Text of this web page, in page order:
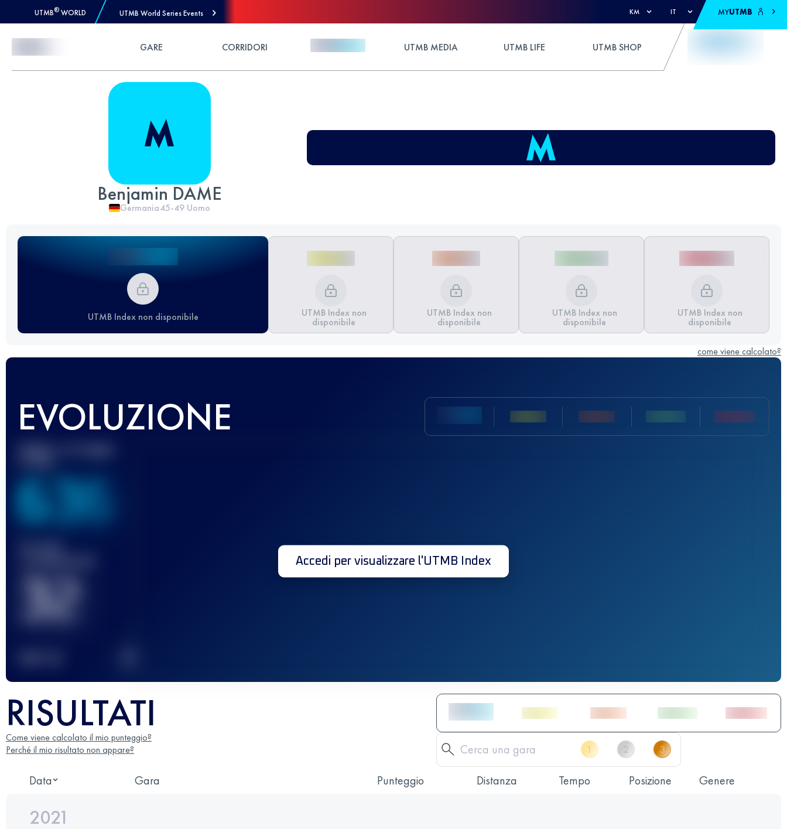
UTMB® WORLD UTMB World Series Events KM IT MYUTMB
GARE CORRIDORI UTMB MEDIA UTMB LIFE UTMB SHOP
Benjamin DAME
Germania45-49 Uomo
UTMB Index non disponibile UTMB Index non
disponibile
UTMB Index non
disponibile
UTMB Index non
disponibile
UTMB Index non
disponibile
come viene calcolato?
EVOLUZIONE
Miglior punteggio
636
Gara(e)
32
Accedi per visualizzare l'UTMB Index
RISULTATI
Come viene calcolato il mio punteggio?
Perché il mio risultato non appare?
Data Gara Punteggio Distanza Tempo Posizione Genere
2021